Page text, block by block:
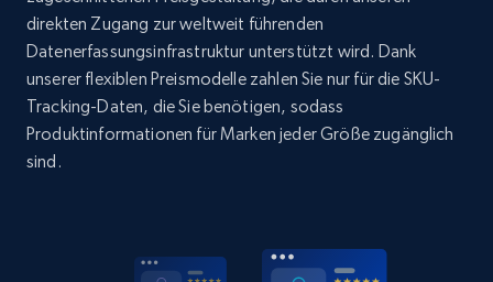
and more.
2.1K+ 353+ Jetzt anfangen
URL, Domain, Country code, Model number,
Sku, Product id, Product name, Manufacturer,
direkten Zugang zur weltweit führenden
Datenerfassungsinfrastruktur unterstützt wird. Dank
unserer flexiblen Preismodelle zahlen Sie nur für die SKU-
Tracking-Daten, die Sie benötigen, sodass
Produktinformationen für Marken jeder Größe zugänglich
sind.